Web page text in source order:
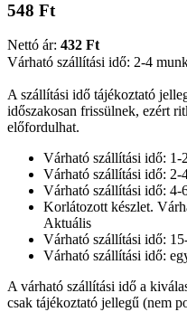
548 Ft
Nettó ár: 432 Ft
Várható szállítási idő: 2-4
A szállítási idő tájékoztató
időszakosan frissülnek, ezért
előfordulhat.
Várható szállítási idő: 1-
Várható szállítási idő: 2-
Várható szállítási idő: 4-
Korlátozott készlet.
Aktuális
Várható szállítási idő:
Várható szállítási idő:
A várható szállítási idő a
csak tájékoztató jellegű (nem